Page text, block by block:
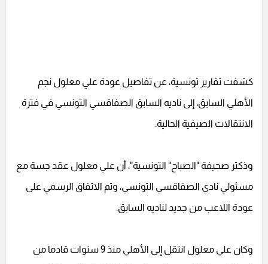
كشفت تقارير تونسية، عن تفاصيل عودة علي معلول نجم
الأهلي السابق، إلى ناديه السابق الصفاقسي التونسي في فترة
الانتقالات الصيفية الحالية.
وذكتر صحيفة "الصباح" التونسية"، أن علي معلول عقد جسة مع
مسئولي نادي الصفاقسي التونسي، وتم الاتفاق الرسمي على
عودة اللاعب من جديد لناديه السابق.
وكان علي معلول انتقل إلى الأهلي منذ 9 سنوات قادما من